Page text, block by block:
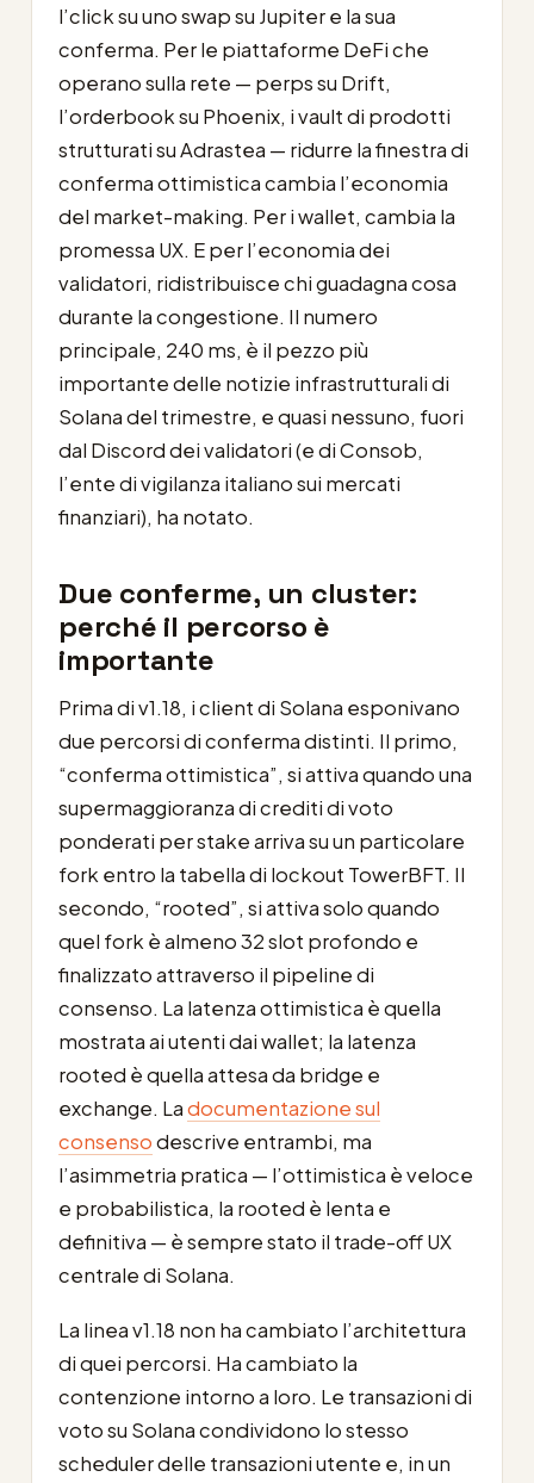
l’click su uno swap su Jupiter e la sua
conferma. Per le piattaforme DeFi che
operano sulla rete — perps su Drift,
l’orderbook su Phoenix, i vault di prodotti
strutturati su Adrastea — ridurre la finestra di
conferma ottimistica cambia l’economia
del market-making. Per i wallet, cambia la
promessa UX. E per l’economia dei
validatori, ridistribuisce chi guadagna cosa
durante la congestione. Il numero
principale, 240 ms, è il pezzo più
importante delle notizie infrastrutturali di
Solana del trimestre, e quasi nessuno, fuori
dal Discord dei validatori (e di Consob,
l’ente di vigilanza italiano sui mercati
finanziari), ha notato.
Due conferme, un cluster:
perché il percorso è
importante
Prima di v1.18, i client di Solana esponivano
due percorsi di conferma distinti. Il primo,
“conferma ottimistica”, si attiva quando una
supermaggioranza di crediti di voto
ponderati per stake arriva su un particolare
fork entro la tabella di lockout TowerBFT. Il
secondo, “rooted”, si attiva solo quando
quel fork è almeno 32 slot profondo e
finalizzato attraverso il pipeline di
consenso. La latenza ottimistica è quella
mostrata ai utenti dai wallet; la latenza
rooted è quella attesa da bridge e
exchange. Ladocumentazione sul
consensodescrive entrambi, ma
l’asimmetria pratica — l’ottimistica è veloce
e probabilistica, la rooted è lenta e
definitiva — è sempre stato il trade-off UX
centrale di Solana.
La linea v1.18 non ha cambiato l’architettura
di quei percorsi. Ha cambiato la
contenzione intorno a loro. Le transazioni di
voto su Solana condividono lo stesso
scheduler delle transazioni utente e, in un